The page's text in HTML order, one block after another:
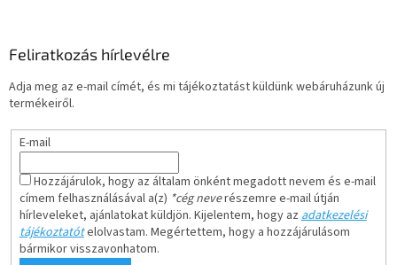
Feliratkozás hírlevélre
Adja meg az e-mail címét, és mi tájékoztatást küldünk webáruházunk új
termékeiről.
E-mail
Hozzájárulok, hogy az általam önként megadott nevem és e-mail
címem felhasználásával a(z) *cég neverészemre e-mail útján
hírleveleket, ajánlatokat küldjön. Kijelentem, hogy azadatkezelési
tájékoztatótelolvastam. Megértettem, hogy a hozzájárulásom
bármikor visszavonhatom.